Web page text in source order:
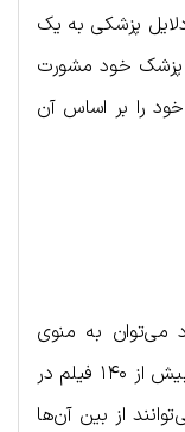
پزشکی به یک
پزشک خود مشورت
را بر اساس آن
می‌توان به منوی
سرگرمی متنوع آن اشاره کرد. در این منو بیش از ۱۴۰ فیلم در
از بین آن‌ها